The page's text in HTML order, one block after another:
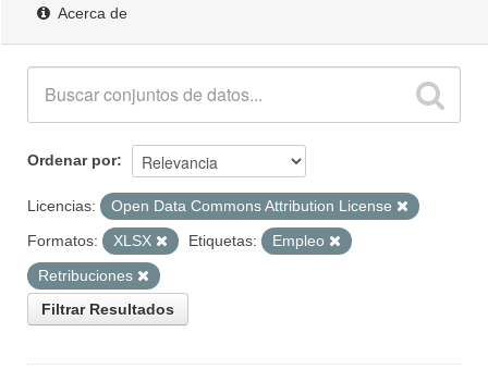
Acerca de
Ordenar por
Licencias:
Open Data Commons Attribution License
Formatos:
XLSX Etiquetas:
Empleo
Retribuciones
Filtrar Resultados